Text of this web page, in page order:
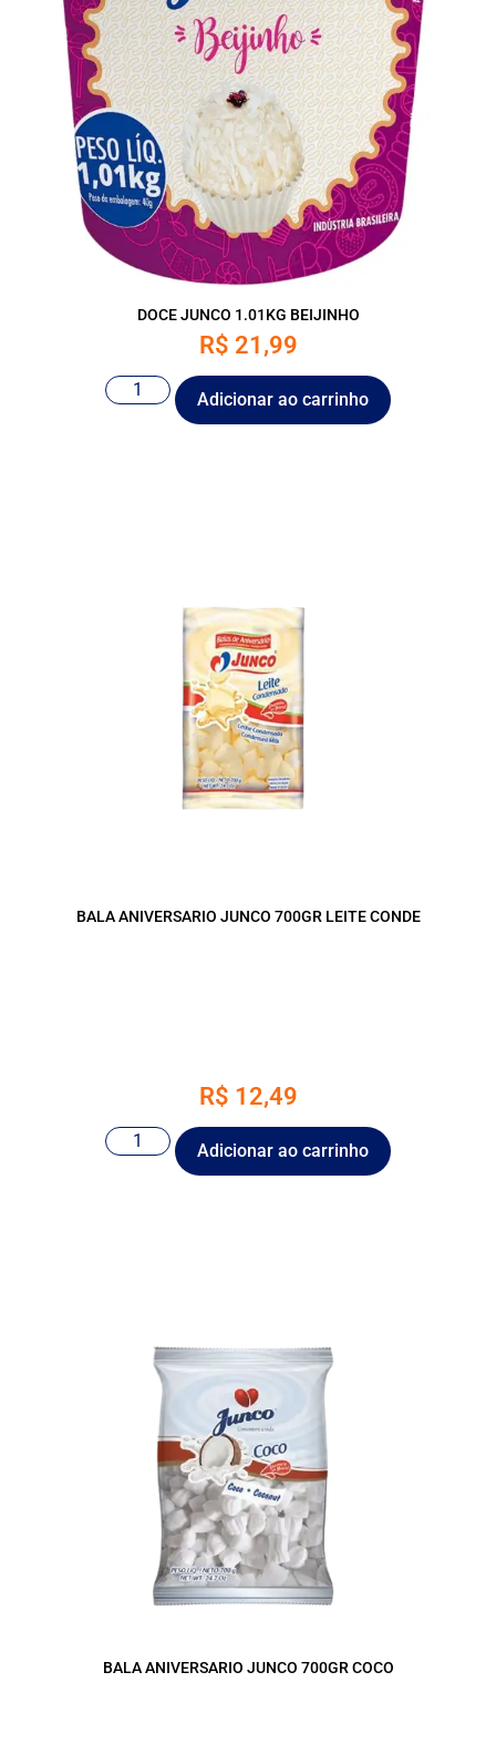
DOCE JUNCO 1.01KG BEIJINHO
R$ 21,99
Adicionar ao carrinho
BALA ANIVERSARIO JUNCO 700GR LEITE CONDE
R$ 12,49
Adicionar ao carrinho
BALA ANIVERSARIO JUNCO 700GR COCO